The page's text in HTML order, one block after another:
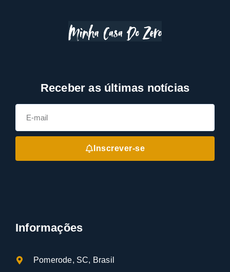
Receber as últimas notícias
Inscrever-se
Informações
Pomerode, SC, Brasil